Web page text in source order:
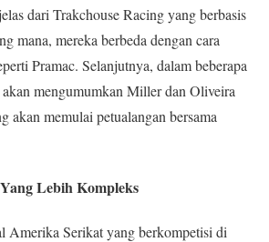
dari Trakchouse Racing yang berbasis
mana, mereka berbeda dengan cara
Pramac. Selanjutnya, dalam beberapa
mengumumkan Miller dan Oliveira
akan memulai petualangan bersama
Lebih Kompleks
Amerika Serikat yang berkompetisi di